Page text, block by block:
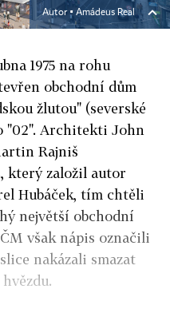
Autor ▪ Amádeus Real
1975 na rohu
obchodní dům
žlutou" (severské
"02". Architekti John
Rajniš
který založil autor
Hubáček, tím chtěli
největší obchodní
však nápis označili
nakázali smazat